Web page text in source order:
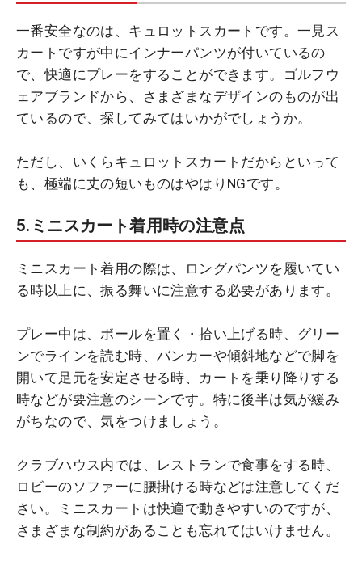
一番安全なのは、キュロットスカートです。一見ス
カートですが中にインナーパンツが付いているの
で、快適にプレーをすることができます。ゴルフウ
ェアブランドから、さまざまなデザインのものが出
ているので、探してみてはいかがでしょうか。
ただし、いくらキュロットスカートだからといって
も、極端に丈の短いものはやはりNGです。
5.ミニスカート着用時の注意点
ミニスカート着用の際は、ロングパンツを履いてい
る時以上に、振る舞いに注意する必要があります。
プレー中は、ボールを置く・拾い上げる時、グリー
ンでラインを読む時、バンカーや傾斜地などで脚を
開いて足元を安定させる時、カートを乗り降りする
時などが要注意のシーンです。特に後半は気が緩み
がちなので、気をつけましょう。
クラブハウス内では、レストランで食事をする時、
ロビーのソファーに腰掛ける時などは注意してくだ
さい。ミニスカートは快適で動きやすいのですが、
さまざまな制約があることも忘れてはいけません。